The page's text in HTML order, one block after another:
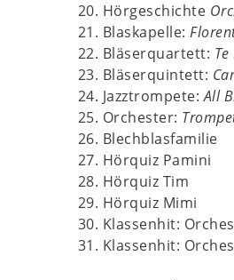
20. Hörgeschichte
21. Blaskapelle:
22. Bläserquartett:
23. Bläserquintett:
24. Jazztrompete:All
25. Orchester:
26. Blechblasfamilie
27. Hörquiz Pamini
28. Hörquiz Tim
29. Hörquiz Mimi
30. Klassenhit:
31. Klassenhit: